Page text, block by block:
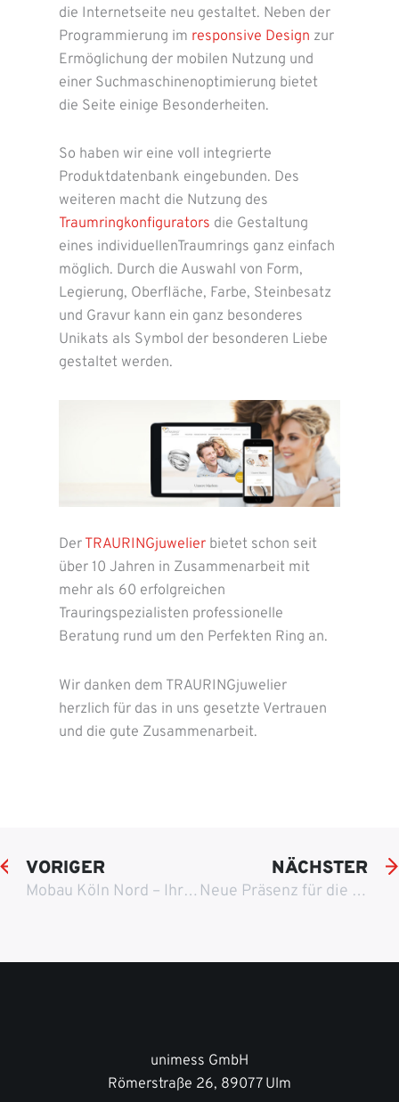
die Internetseite neu gestaltet. Neben der
Programmierung im responsive Design zur
Ermöglichung der mobilen Nutzung und
einer Suchmaschinenoptimierung bietet
die Seite einige Besonderheiten.
So haben wir eine voll integrierte
Produktdatenbank eingebunden. Des
weiteren macht die Nutzung des
Traumringkonfigurators die Gestaltung
eines individuellenTraumrings ganz einfach
möglich. Durch die Auswahl von Form,
Legierung, Oberfläche, Farbe, Steinbesatz
und Gravur kann ein ganz besonderes
Unikats als Symbol der besonderen Liebe
gestaltet werden.
Der TRAURINGjuwelierbietet schon seit
über 10 Jahren in Zusammenarbeit mit
mehr als 60 erfolgreichen
Trauringspezialisten professionelle
Beratung rund um den Perfekten Ring an.
Wir danken dem TRAURINGjuwelier
herzlich für das in uns gesetzte Vertrauen
und die gute Zusammenarbeit.
VORIGER
Mobau Köln Nord – Ihr freundlicher und fairer Baustoffhandel im Kölner Norden
NÄCHSTER
Neue Präsenz für die Goldschmiede Adam in Hagen
unimess GmbH
Römerstraße 26, 89077 Ulm